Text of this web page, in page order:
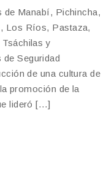
de Manabí, Pichincha,
Los Ríos, Pastaza,
y
Seguridad
de una cultura de
promoción de la
lideró […]